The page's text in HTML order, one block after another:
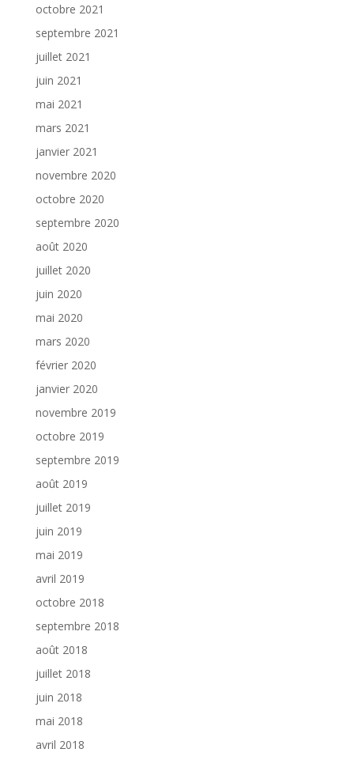
octobre 2021
septembre 2021
juillet 2021
juin 2021
mai 2021
mars 2021
janvier 2021
novembre 2020
octobre 2020
septembre 2020
août 2020
juillet 2020
juin 2020
mai 2020
mars 2020
février 2020
janvier 2020
novembre 2019
octobre 2019
septembre 2019
août 2019
juillet 2019
juin 2019
mai 2019
avril 2019
octobre 2018
septembre 2018
août 2018
juillet 2018
juin 2018
mai 2018
avril 2018